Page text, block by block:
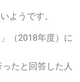
ようです。
（2018年度）に
たと回答した人